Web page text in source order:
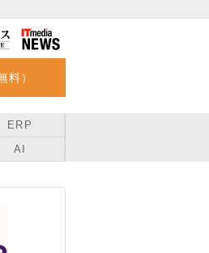
料）
ERP
AI